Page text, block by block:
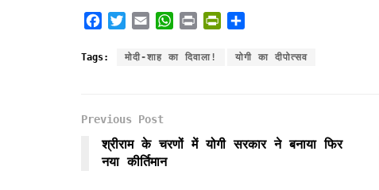
c
o
k
i
r
a
a
p
i
i
a
Tags: मोदी-शाह का दिवाला! योगी का दीपोत्सव
Previous Post
श्रीराम के चरणों में योगी सरकार ने बनाया फिर
नया कीर्तिमान